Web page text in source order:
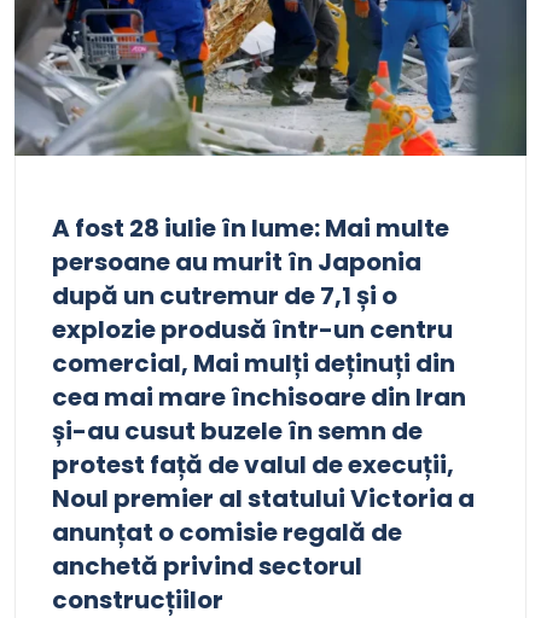
A fost 28 iulie în lume: Mai multe
persoane au murit în Japonia
după un cutremur de 7,1 și o
explozie produsă într-un centru
comercial, Mai mulți deținuți din
cea mai mare închisoare din Iran
și-au cusut buzele în semn de
protest față de valul de execuții,
Noul premier al statului Victoria a
anunțat o comisie regală de
anchetă privind sectorul
construcțiilor